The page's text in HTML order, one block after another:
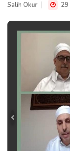
Salih Okur 29